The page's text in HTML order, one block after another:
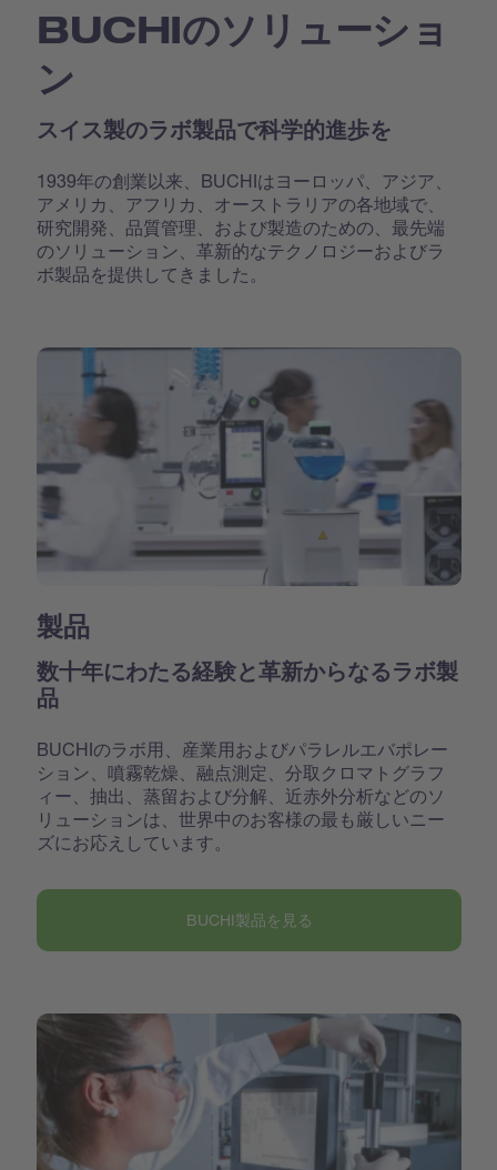
BUCHIのソリューショ
ン
スイス製のラボ製品で科学的進歩を
1939年の創業以来、BUCHIはヨーロッパ、アジア、
アメリカ、アフリカ、オーストラリアの各地域で、
研究開発、品質管理、および製造のための、最先端
のソリューション、革新的なテクノロジーおよびラ
ボ製品を提供してきました。
製品
数十年にわたる経験と革新からなるラボ製
品
BUCHIのラボ用、産業用およびパラレルエバポレー
ション、噴霧乾燥、融点測定、分取クロマトグラフ
ィー、抽出、蒸留および分解、近赤外分析などのソ
リューションは、世界中のお客様の最も厳しいニー
ズにお応えしています。
BUCHI製品を見る